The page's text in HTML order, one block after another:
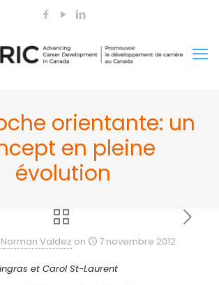
orientante: un
en pleine
évolution
Norman Valdez on 7 novembre 2012
et Carol St-Laurent